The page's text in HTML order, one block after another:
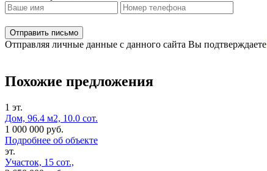
Отправляя личные данные с данного сайта Вы подтверждаете
Похожие предложения
1 эт.
Дом, 96.4 м2, 10.0 сот.
1 000 000 руб.
Подробнее об объекте
эт.
Участок, 15 сот.,